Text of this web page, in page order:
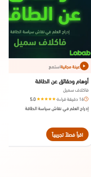
عينة مجانيةاستمع
أوهام وحقائق عن الطاقة
فاكلاف سميل
16 دقيقة قراءة
·
5.0
إدراج العلم في نقاش سياسة الطاقة
اقرأ فصلاً تجريبياً